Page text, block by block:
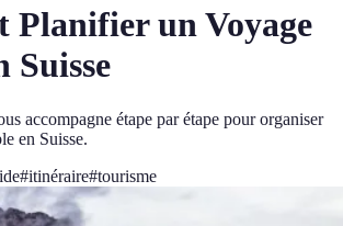
Planifier un Voyage
Suisse
accompagne étape par étape pour organiser
en Suisse.
#itinéraire#tourisme